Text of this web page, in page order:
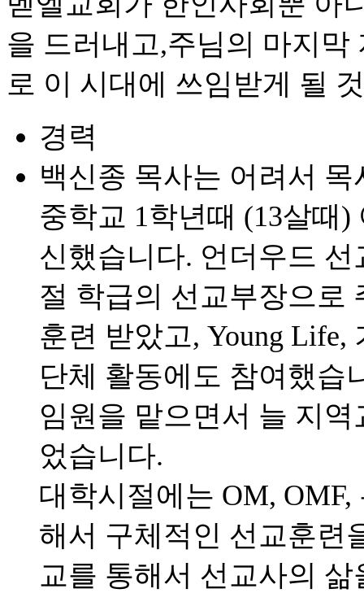
을 드러내고,주님의 마지
로 이 시대에 쓰임받게 될
경력
백신종 목사는 어려서
중학교 1학년때 (13살때
신했습니다. 언더우드
절 학급의 선교부장으로
훈련 받았고, Young
단체 활동에도 참여했습
임원을 맡으면서 늘 지
었습니다.
대학시절에는 OM,
해서 구체적인 선교훈련
교를 통해서 선교사의